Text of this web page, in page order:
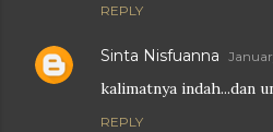
REPLY
Sinta Nisfuanna
kalimatnya indah...dan
REPLY